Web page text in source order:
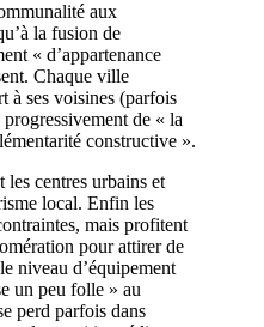
aux
la fusion de
« d’appartenance
Chaque ville
à ses voisines (parfois
de « la
constructive ».
centres urbains et
local. Enfin les
mais profitent
pour attirer de
niveau d’équipement
un peu folle » au
perd parfois dans